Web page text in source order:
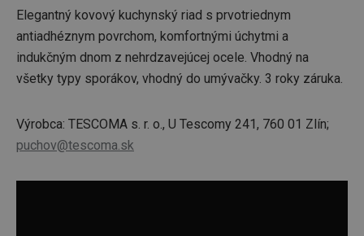
Elegantný kovový kuchynský riad s prvotriednym
antiadhéznym povrchom, komfortnými úchytmi a
indukčným dnom z nehrdzavejúcej ocele. Vhodný na
všetky typy sporákov, vhodný do umývačky. 3 roky záruka.
Výrobca: TESCOMA s. r. o., U Tescomy 241, 760 01 Zlín;
puchov@tescoma.sk